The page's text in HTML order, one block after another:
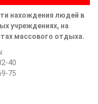
нахождения людей в
учреждениях, на
массового отдыха.
40
75